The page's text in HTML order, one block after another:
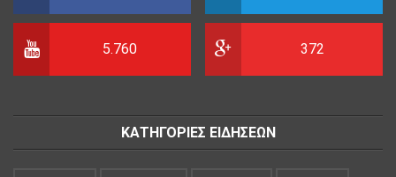
5.760 372
ΚΑΤΗΓΟΡΙΕΣ ΕΙΔΗΣΕΩΝ